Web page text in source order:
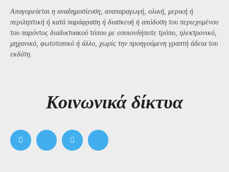
Απαγορεύεται η αναδημοσίευση, αναπαραγωγή, ολική, μερική ή
περιληπτική ή κατά παράφραση ή διασκευή ή απόδοση του περιεχομένου
του παρόντος διαδικτυακού τόπου με οποιονδήποτε τρόπο, ηλεκτρονικό,
μηχανικό, φωτοτυπικό ή άλλο, χωρίς την προηγούμενη γραπτή άδεια του
εκδότη.
Kοινωνικά δίκτυα